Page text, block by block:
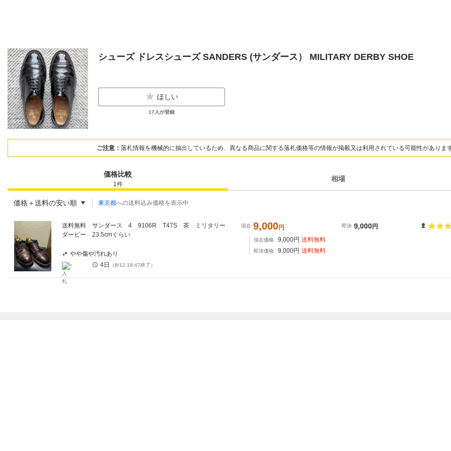
シューズ ドレスシューズ SANDERS (サンダース） MILITARY DERBY SHOE
ほしい
17 人が登録
ご注意： 落札情報を機械的に抽出しているため、異なる商品に関する落札価格等の情報が掲載又は利用されている可能性がありま
価格比較
1 件
相場
価格＋送料の安い順 東京都への送料込み価格を表示中
送料無料 サンダース 4 9106R T47S 茶 ミリタリー
ダービー 23.5cmぐらい
現在 9,000円 即決 9,000円
現在価格 9,000円 送料無料
即決価格 9,000円 送料無料
やや傷や汚れあり
-
4日 （8/12 19:47終了）